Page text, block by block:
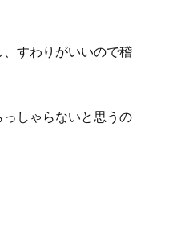
すわりがいいので稽
しゃらないと思うの